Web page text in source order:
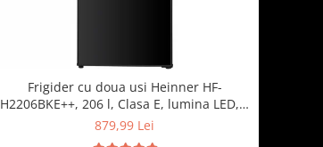
Frigider cu doua usi Heinner HF-
H2206BKE++, 206 l, Clasa E, lumina LED, 3
rafturi de sticla, H 143 cm, Negru
879,99 Lei